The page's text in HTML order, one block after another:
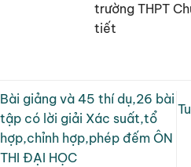
trường THPT
tiết
Bài giảng và 45 thí dụ,26 bài
tập có lời giải Xác suất,tổ
hợp,chỉnh hợp,phép đếm ÔN
THI ĐẠI HỌC